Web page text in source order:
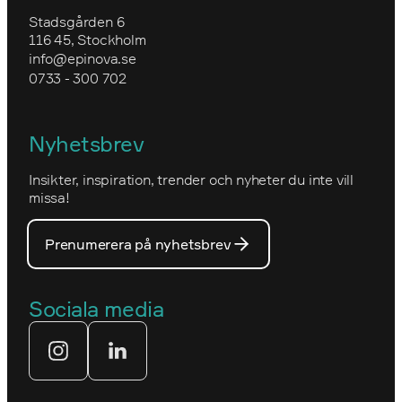
Uppgradera till Optimizely CMS 12
Granngården
IVA
Norwegian
Optimizelys webb
Prins Daniels Fellowship
Tekniksprånget
Utbildning i Optimizely CMS
Epinovas ledning
Hur vi arbetar
Nova Consulting Group
Utmärkelser
Våra medarbetare
Våra partners
Stadsgården 6
116 45, Stockholm
info@epinova.se
0733 - 300 702
Nyhetsbrev
Insikter, inspiration, trender och nyheter du inte vill
missa!
Prenumerera på nyhetsbrev
Sociala media